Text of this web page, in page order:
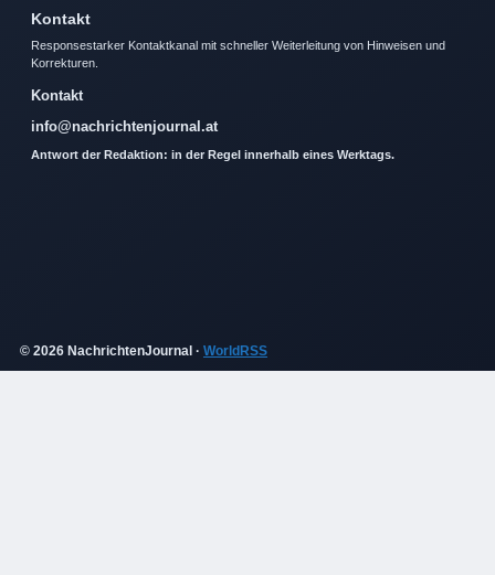
Kontakt
Responsestarker Kontaktkanal mit schneller Weiterleitung von Hinweisen und
Korrekturen.
Kontakt
info@nachrichtenjournal.at
Antwort der Redaktion: in der Regel innerhalb eines Werktags.
© 2026 NachrichtenJournal · WorldRSS